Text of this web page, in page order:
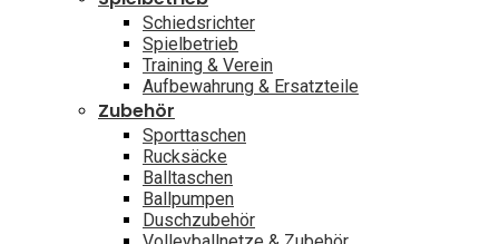
Schiedsrichter
Spielbetrieb
Training & Verein
Aufbewahrung & Ersatzteile
Zubehör
Sporttaschen
Rucksäcke
Balltaschen
Ballpumpen
Duschzubehör